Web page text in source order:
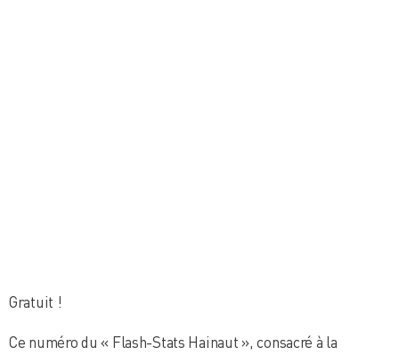
Gratuit !
Ce numéro du « Flash-Stats Hainaut », consacré à la